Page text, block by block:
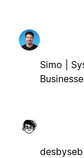
Simo |
desbyseb